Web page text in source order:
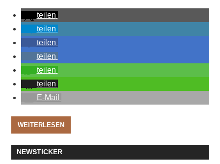
teilen
teilen
teilen
teilen
teilen
teilen
E-Mail
WEITERLESEN
NEWSTICKER